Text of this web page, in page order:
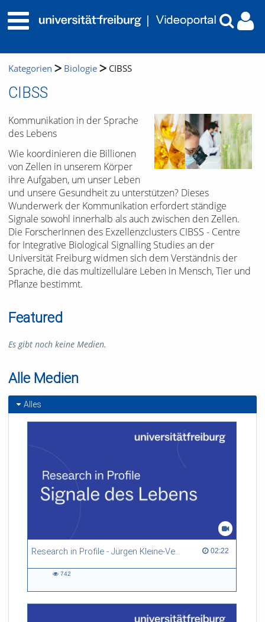
Kategorien Biologie CIBSS
CIBSS
Kommunikation in der Sprache
des Lebens
Wie koordinieren die Billionen
von Zellen in unserem Körper
ihre Aufgaben, um unser Leben
und unsere Gesundheit zu unterstützen? Dieses
Wunderwerk der Kommunikation erfordert ständige
Signale sowohl innerhalb als auch zwischen den Zellen.
Die ForscherInnen des Exzellenzclusters CIBSS - Centre
for Integrative Biological Signalling Studies an der
Universität Freiburg widmen sich dem Verständnis der
Sprache, die das multizelluläre Leben in Mensch, Tier und
Pflanze bestimmt.
Featured
Es gibt noch keine Medien.
Alle Medien
Alles
Research in Profile - Jürgen Kleine-Vehn 02:22
02:22 duration
742